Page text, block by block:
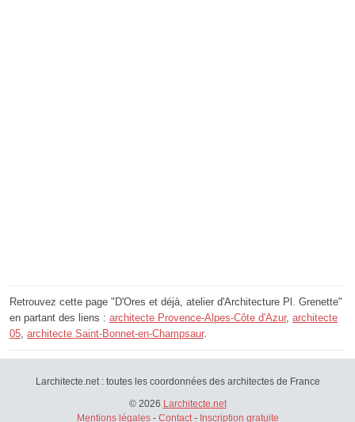
Retrouvez cette page "D'Ores et déjà, atelier d'Architecture Pl. Grenette"
en partant des liens : architecte Provence-Alpes-Côte d'Azur, architecte
05, architecte Saint-Bonnet-en-Champsaur.
Larchitecte.net : toutes les coordonnées des architectes de France
© 2026 Larchitecte.net
Mentions légales- Contact- Inscription gratuite